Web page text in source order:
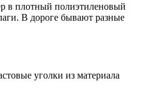
в плотный полиэтиленовый
В дороге бывают разные
уголки из материала